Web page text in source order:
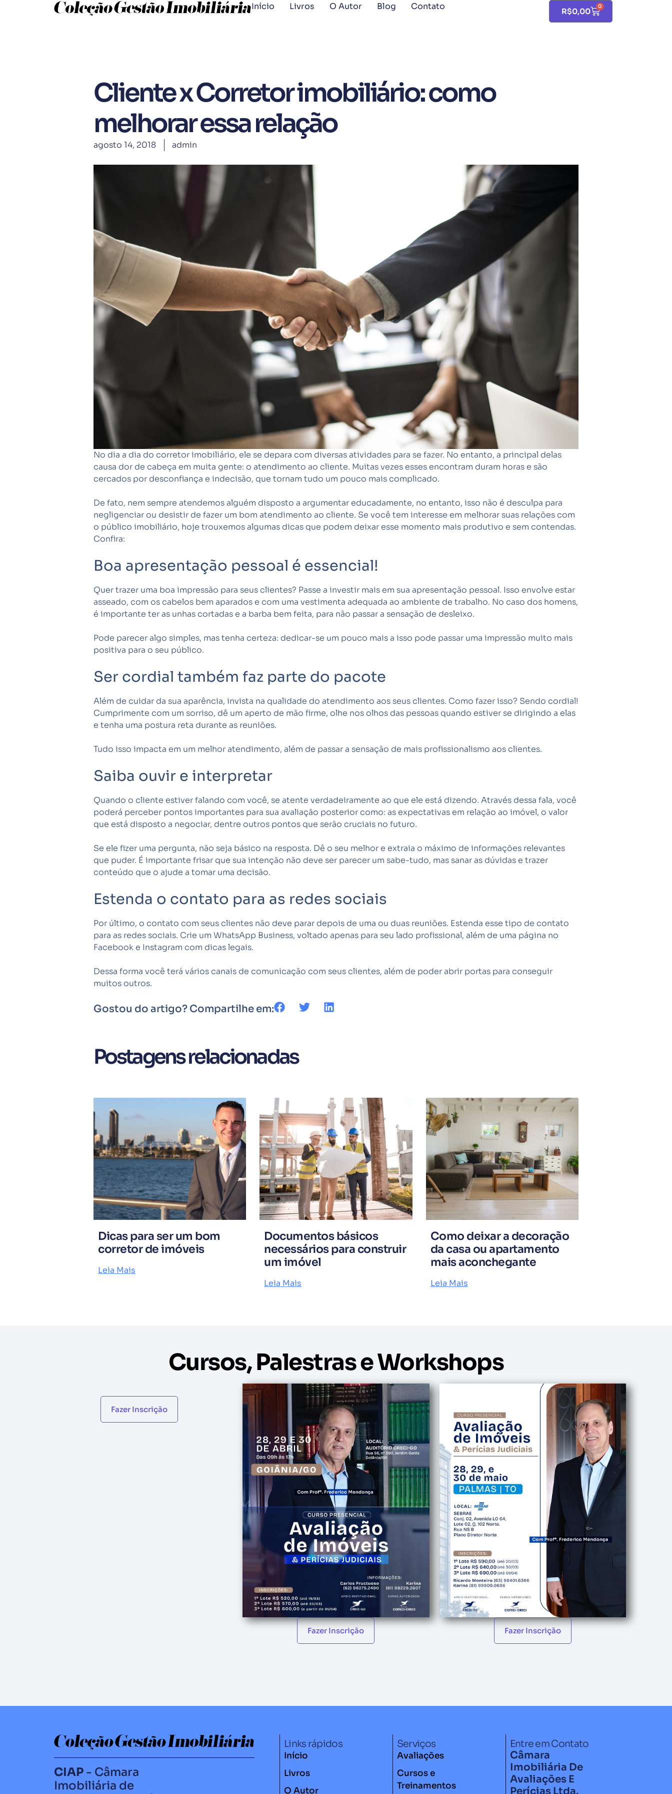
Início Livros O Autor Blog Contato R$0,00
0
Cliente x Corretor imobiliário: como
melhorar essa relação
agosto 14, 2018 admin
No dia a dia do corretor imobiliário, ele se depara com diversas atividades para se fazer. No entanto, a principal delas
causa dor de cabeça em muita gente: o atendimento ao cliente. Muitas vezes esses encontram duram horas e são
cercados por desconfiança e indecisão, que tornam tudo um pouco mais complicado.
De fato, nem sempre atendemos alguém disposto a argumentar educadamente, no entanto, isso não é desculpa para
negligenciar ou desistir de fazer um bom atendimento ao cliente. Se você tem interesse em melhorar suas relações com
o público imobiliário, hoje trouxemos algumas dicas que podem deixar esse momento mais produtivo e sem contendas.
Confira:
Boa apresentação pessoal é essencial!
Quer trazer uma boa impressão para seus clientes? Passe a investir mais em sua apresentação pessoal. Isso envolve estar
asseado, com os cabelos bem aparados e com uma vestimenta adequada ao ambiente de trabalho. No caso dos homens,
é importante ter as unhas cortadas e a barba bem feita, para não passar a sensação de desleixo.
Pode parecer algo simples, mas tenha certeza: dedicar-se um pouco mais a isso pode passar uma impressão muito mais
positiva para o seu público.
Ser cordial também faz parte do pacote
Além de cuidar da sua aparência, invista na qualidade do atendimento aos seus clientes. Como fazer isso? Sendo cordial!
Cumprimente com um sorriso, dê um aperto de mão firme, olhe nos olhos das pessoas quando estiver se dirigindo a elas
e tenha uma postura reta durante as reuniões.
Tudo isso impacta em um melhor atendimento, além de passar a sensação de mais profissionalismo aos clientes.
Saiba ouvir e interpretar
Quando o cliente estiver falando com você, se atente verdadeiramente ao que ele está dizendo. Através dessa fala, você
poderá perceber pontos importantes para sua avaliação posterior como: as expectativas em relação ao imóvel, o valor
que está disposto a negociar, dentre outros pontos que serão cruciais no futuro.
Se ele fizer uma pergunta, não seja básico na resposta. Dê o seu melhor e extraia o máximo de informações relevantes
que puder. É importante frisar que sua intenção não deve ser parecer um sabe-tudo, mas sanar as dúvidas e trazer
conteúdo que o ajude a tomar uma decisão.
Estenda o contato para as redes sociais
Por último, o contato com seus clientes não deve parar depois de uma ou duas reuniões. Estenda esse tipo de contato
para as redes sociais. Crie um WhatsApp Business, voltado apenas para seu lado profissional, além de uma página no
Facebook e Instagram com dicas legais.
Dessa forma você terá vários canais de comunicação com seus clientes, além de poder abrir portas para conseguir
muitos outros.
Gostou do artigo? Compartilhe em:
Postagens relacionadas
Dicas para ser um bom
corretor de imóveis
Leia Mais
Documentos básicos
necessários para construir
um imóvel
Leia Mais
Como deixar a decoração
da casa ou apartamento
mais aconchegante
Leia Mais
Cursos, Palestras e Workshops
Fazer Inscrição
Fazer Inscrição Fazer Inscrição
CIAP- Câmara
Imobiliária de
Links rápidos
Início
Livros
O Autor
Serviços
Avaliações
Cursos e
Treinamentos
Entre em Contato
Câmara
Imobiliária De
Avaliações E
Perícias Ltda.